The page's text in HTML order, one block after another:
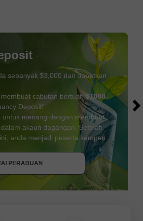
PERADUAN
sebanyak $3,000 dan dapatkan
cabutan bertuah$1000
Deposit!
untuk menang dengan membuat
akaun dagangan. Setelah
anda menjadi peserta kempen.
PERADUAN
PERADUAN
BONUS